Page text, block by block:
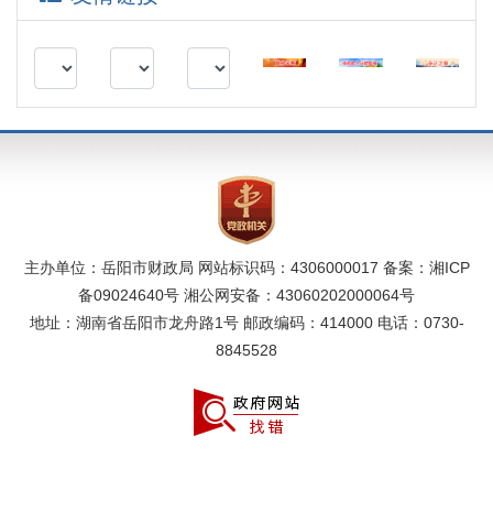
主办单位：岳阳市财政局 网站标识码：4306000017 备案： 湘ICP
备09024640号 湘公网安备：43060202000064号
地址：湖南省岳阳市龙舟路1号 邮政编码：414000 电话：0730-
8845528